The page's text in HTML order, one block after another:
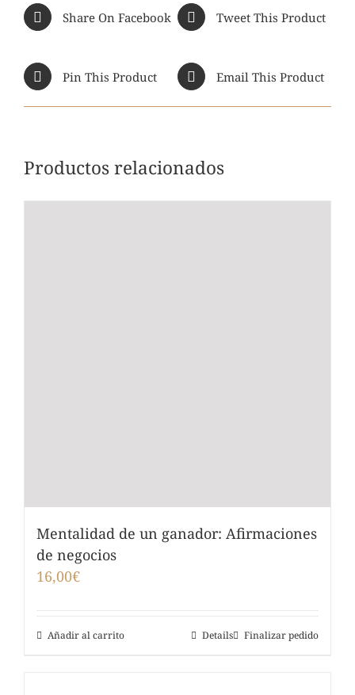
Share On Facebook Tweet This Product
Pin This Product Email This Product
Productos relacionados
Mentalidad de un ganador: Afirmaciones
de negocios
16,00€
Añadir al carrito Finalizar pedido
Details